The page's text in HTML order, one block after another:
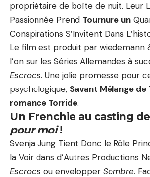
propriétaire de boîte de nuit. Leur
Passionnée Prend Tournure un
Conspirations S’Invitent Dans
Le film est produit par wiedemann
l’on sur les Séries Allemandes à
Escrocs. Une jolie promesse pour
psychologique, Savant Mélange de
romance Torride.
Un Frenchie au casting de
pour moi!
Svenja Jung Tient Donc le Rôle
la Voir dans d’Autres Productions
Escrocs ou envelopper Sombre.